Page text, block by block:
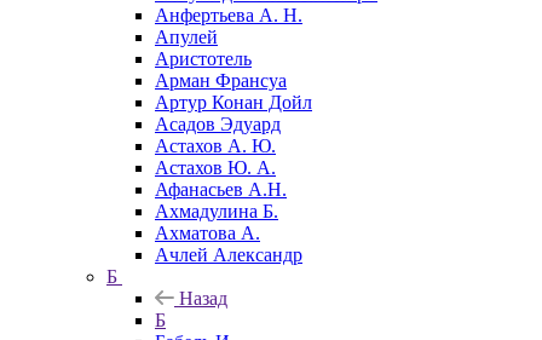
Анфертьева А. Н.
Апулей
Аристотель
Арман Франсуа
Артур Конан Дойл
Асадов Эдуард
Астахов А. Ю.
Астахов Ю. А.
Афанасьев А.Н.
Ахмадулина Б.
Ахматова А.
Ачлей Александр
Б
Назад
Б